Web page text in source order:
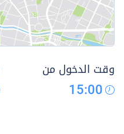
وقت الدخول من
15:00